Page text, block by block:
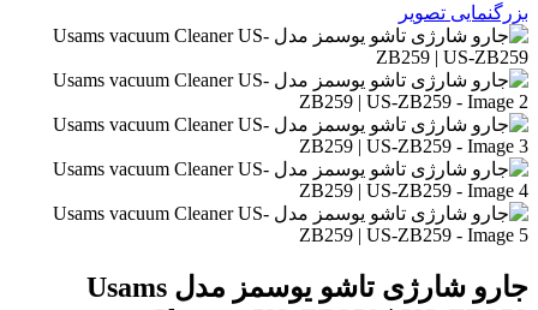
بزرگنمایی تصویر
جارو شارژی تاشو یوسمز مدل Usams